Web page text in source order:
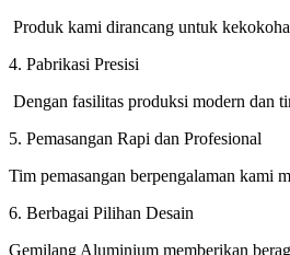
Produk kami dirancang untuk
4. Pabrikasi Presisi
Dengan fasilitas produksi modern dan
5. Pemasangan Rapi dan Profesional
Tim pemasangan berpengalaman kami
6. Berbagai Pilihan Desain
Gemilang Aluminium memberikan